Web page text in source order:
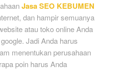
Jasa SEO KEBUMEN
dan hampir semuanya
atau toko online Anda
Jadi Anda harus
menentukan perusahaan
poin harus Anda